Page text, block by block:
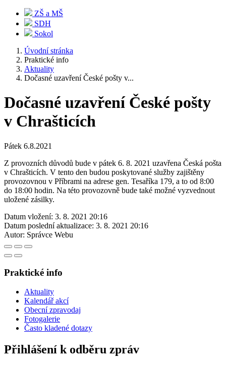
ZŠ a MŠ
SDH
Sokol
Úvodní stránka
Praktické info
Aktuality
Dočasné uzavření České pošty v...
Dočasné uzavření České pošty
v Chrašticích
Pátek 6.8.2021
Z provozních důvodů bude v pátek 6. 8. 2021 uzavřena Česká pošta
v Chrašticích. V tento den budou poskytované služby zajištěny
provozovnou v Příbrami na adrese gen. Tesaříka 179, a to od 8:00
do 18:00 hodin. Na této provozovně bude také možné vyzvednout
uložené zásilky.
Datum vložení: 3. 8. 2021 20:16
Datum poslední aktualizace: 3. 8. 2021 20:16
Autor: Správce Webu
Praktické info
Aktuality
Kalendář akcí
Obecní zpravodaj
Fotogalerie
Často kladené dotazy
Přihlášení k odběru zpráv